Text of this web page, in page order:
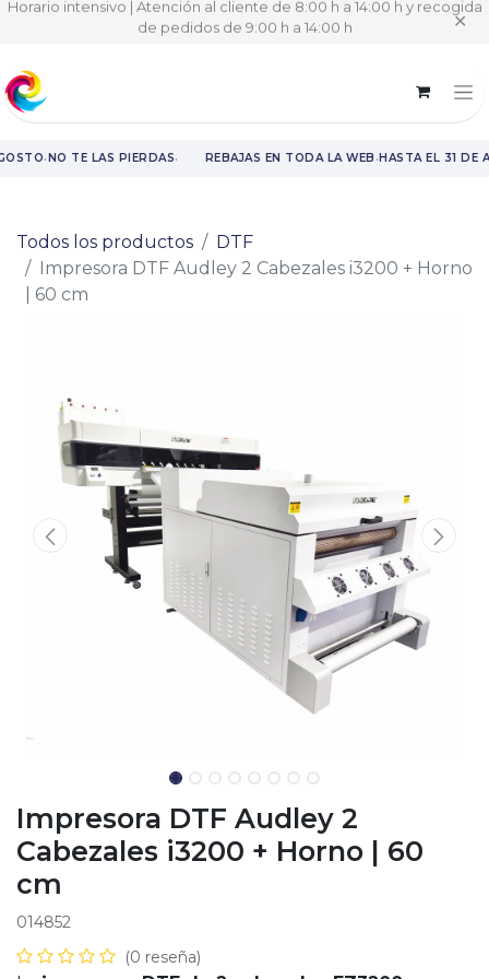
Horario intensivo | Atención al cliente de 8:00 h a 14:00 h y recogida
de pedidos de 9:00 h a 14:00 h
✕
·NO TE LAS PIERDAS· REBAJAS EN TODA LA WEB· HASTA EL 31 DE
Todos los productos
DTF
Impresora DTF Audley 2 Cabezales i3200 + Horno
| 60 cm
Impresora DTF Audley 2
Cabezales i3200 + Horno | 60
cm
014852
(0 reseña)